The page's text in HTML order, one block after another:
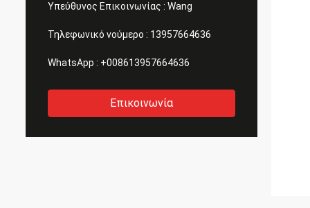
Υπεύθυνος Επικοινωνίας : Wang
Τηλεφωνικό νούμερο : 13957664636
WhatsApp : +008613957664636
Επικοινωνία